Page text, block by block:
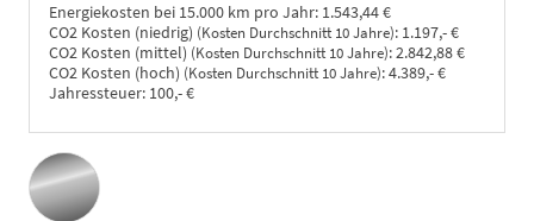
Energiekosten bei 15.000 km pro Jahr: 1.543,44 €
CO2 Kosten (niedrig) (Kosten Durchschnitt 10 Jahre): 1.197,- €
CO2 Kosten (mittel) (Kosten Durchschnitt 10 Jahre):2.842,88 €
CO2 Kosten (hoch) (Kosten Durchschnitt 10 Jahre):4.389,- €
Jahressteuer: 100,- €